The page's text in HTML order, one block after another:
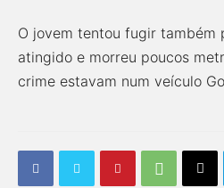
O jovem tentou fugir também
atingido e morreu poucos
crime estavam num veículo